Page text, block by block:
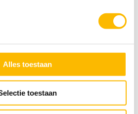
Alles toestaan
toestaan